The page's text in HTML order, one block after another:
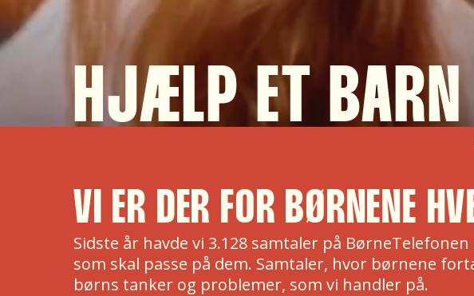
HJÆLP ET BARN
VI ER DER FOR BØRNENE
Sidste år havde vi 3.128 samtaler på
som skal passe på dem. Samtaler, hvor børnene
børns tanker og problemer, som vi handler på.